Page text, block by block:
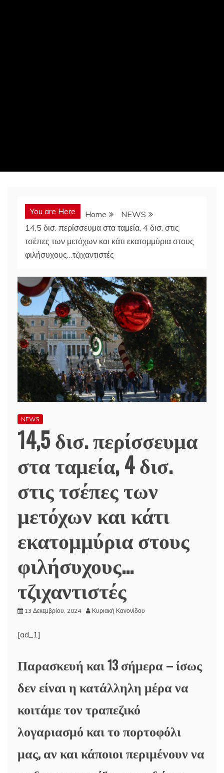
You are Here Home
NEWS
14,5 δισ. περίσσευμα στα ταμεία, 4 δισ. στις
τσέπες των μετόχων και κάτι εκατομμύρια στους
φιλήσυχους…τζιχαντιστές
NEWS
14,5 δισ. περίσσευμα
στα ταμεία, 4 δισ.
στις τσέπες των
μετόχων και κάτι
εκατομμύρια στους
φιλήσυχους…
τζιχαντιστές
13 Δεκεμβρίου, 2024 Κυριακή Κανονίδου
[ad_1]
Παρασκευή και 13 σήμερα – ίσως
δεν είναι η κατάλληλη μέρα να
κοιτάμε τον τραπεζικό
λογαριασμό και το πορτοφόλι
μας, αν και κάποιοι περιμένουν να